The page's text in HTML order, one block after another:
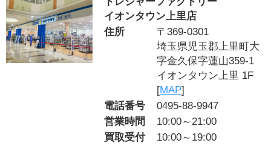
イオンタウン上里店
住所
〒369-0301
埼玉県児玉郡上里町大
字金久保字蓮山359-1
イオンタウン上里 1F
[MAP]
電話番号
0495-88-9947
営業時間
10:00～21:00
買取受付
10:00～19:00